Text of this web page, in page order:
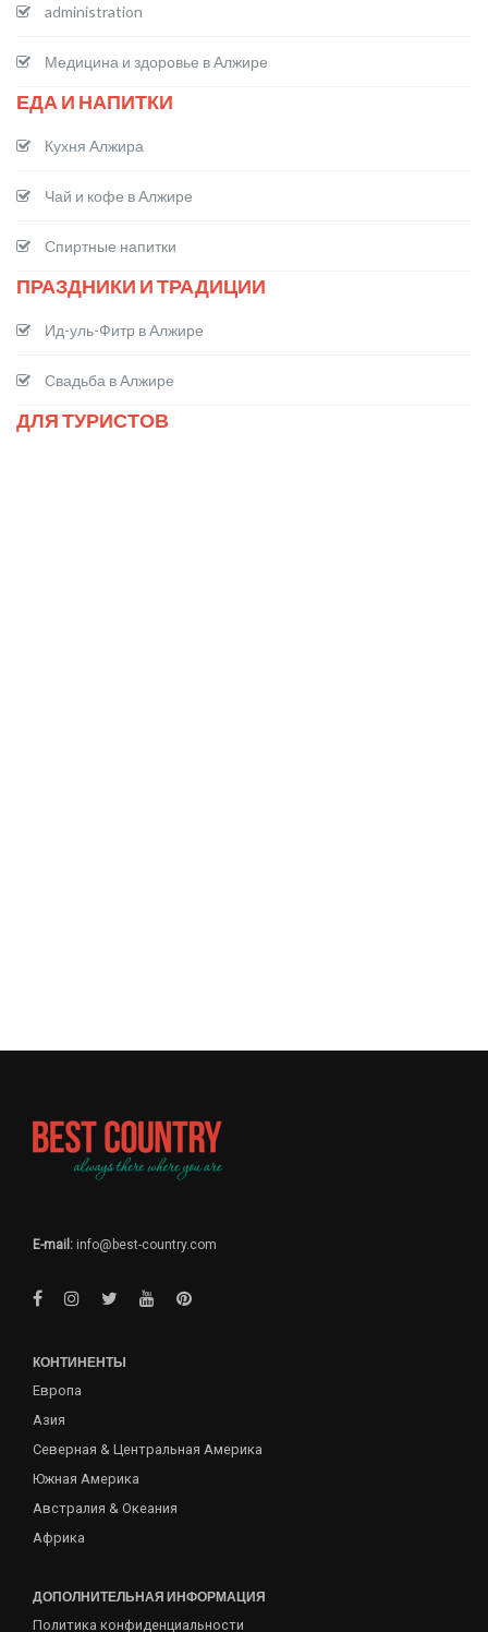
administration
Медицина и здоровье в Алжире
ЕДА И НАПИТКИ
Кухня Алжира
Чай и кофе в Алжире
Спиртные напитки
ПРАЗДНИКИ И ТРАДИЦИИ
Ид-уль-Фитр в Алжире
Свадьба в Алжире
ДЛЯ ТУРИСТОВ
E-mail: info@best-country.com
КОНТИНЕНТЫ
Европа
Азия
Северная & Центральная Америка
Южная Америка
Австралия & Океания
Африка
ДОПОЛНИТЕЛЬНАЯ ИНФОРМАЦИЯ
Политика конфиденциальности